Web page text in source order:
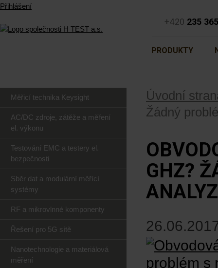
+420 235
PRODUKTY
Přihlášení
Úvodní
Žádný
GHZ?
Měřicí technika Keysight
AC/DC zdroje, zátěže a měření
el. výkonu
Testování EMC a testery el.
bezpečnosti
Sběr dat a modulární měřící
systémy
RF a mikrovlnné komponenty
Řešení pro 5G sítě
Nanotechnologie a materiálová
měření